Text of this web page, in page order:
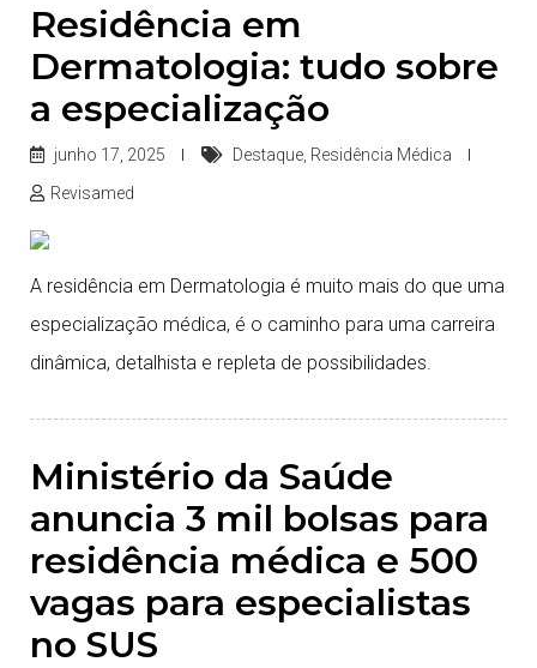
Residência em
Dermatologia: tudo sobre
a especialização
junho 17, 2025 Destaque Residência Médica
Revisamed
A residência em Dermatologia é muito mais do que uma
especialização médica, é o caminho para uma carreira
dinâmica, detalhista e repleta de possibilidades.
Ministério da Saúde
anuncia 3 mil bolsas para
residência médica e 500
vagas para especialistas
no SUS